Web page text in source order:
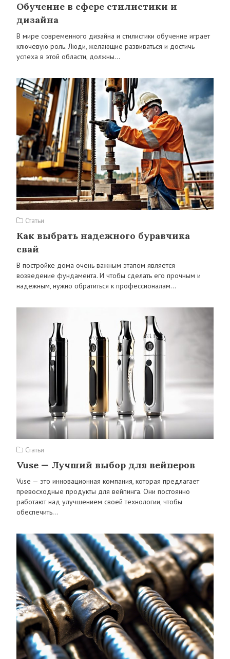
Обучение в сфере стилистики и
дизайна
В мире современного дизайна и стилистики обучение играет
ключевую роль. Люди, желающие развиваться и достичь
успеха в этой области, должны…
Статьи
Как выбрать надежного буравчика
свай
В постройке дома очень важным этапом является
возведение фундамента. И чтобы сделать его прочным и
надежным, нужно обратиться к профессионалам…
Статьи
Vuse — Лучший выбор для вейперов
Vuse — это инновационная компания, которая предлагает
превосходные продукты для вейпинга. Они постоянно
работают над улучшением своей технологии, чтобы
обеспечить…